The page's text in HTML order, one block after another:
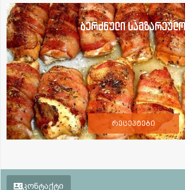
ბერძნული
რეცეპტები
კონტაქტი